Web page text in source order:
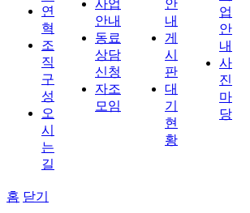
연
혁
조
직
구
성
오
시
는
길
사업
안내
동료
상담
신청
자조
모임
안
내
게
시
판
대
기
현
황
업
안
내
사
진
마
당
홈 닫기